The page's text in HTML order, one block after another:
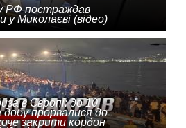
РФ постраждав
у Миколаєві (відео)
в Європі: до 10
прорвалися до
закрити кордон